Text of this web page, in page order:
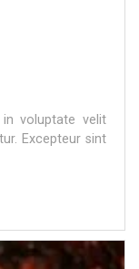
voluptate velit
Excepteur sint